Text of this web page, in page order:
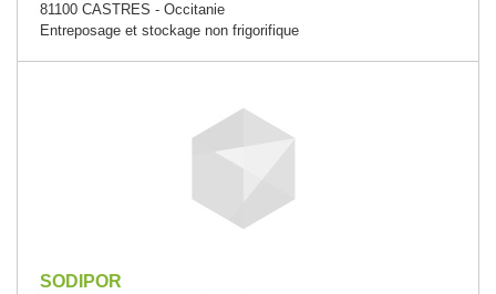
81100 CASTRES - Occitanie
Entreposage et stockage non frigorifique
SODIPOR